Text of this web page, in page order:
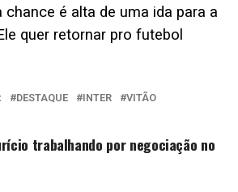
chance é alta de uma ida para a
quer retornar pro futebol
DESTAQUE INTER VITÃO
trabalhando por negociação no